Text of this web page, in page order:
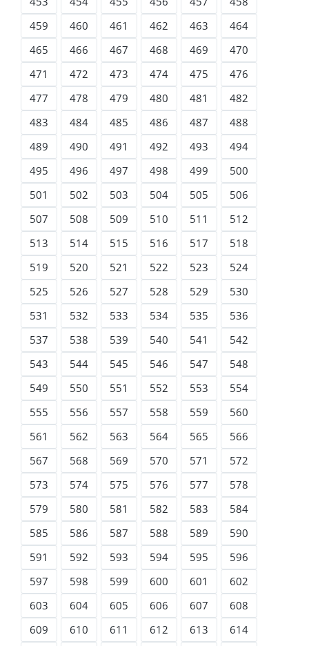
459
460 461 462 463
464
465
466 467 468 469
470
471
472 473 474 475
476
477
478 479 480 481
482
483
484 485 486 487
488
489
490 491 492 493
494
495
496 497 498 499
500
501
502 503 504 505
506
507
508 509 510 511
512
513
514 515 516 517
518
519
520 521 522 523
524
525
526 527 528 529
530
531
532 533 534 535
536
537
538 539 540 541
542
543
544 545 546 547
548
549
550 551 552 553
554
555
556 557 558 559
560
561
562 563 564 565
566
567
568 569 570 571
572
573
574 575 576 577
578
579
580 581 582 583
584
585
586 587 588 589
590
591
592 593 594 595
596
597
598 599 600 601
602
603
604 605 606 607
608
609
610 611 612 613
614